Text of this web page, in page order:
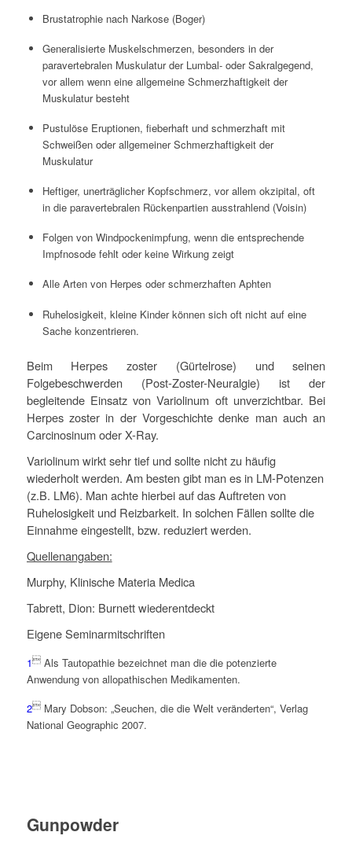
Brustatrophie nach Narkose (Boger)
Generalisierte Muskelschmerzen, besonders in der
paravertebralen Muskulatur der Lumbal- oder Sakralgegend,
vor allem wenn eine allgemeine Schmerzhaftigkeit der
Muskulatur besteht
Pustulöse Eruptionen, fieberhaft und schmerzhaft mit
Schweißen oder allgemeiner Schmerzhaftigkeit der
Muskulatur
Heftiger, unerträglicher Kopfschmerz, vor allem okzipital, oft
in die paravertebralen Rückenpartien ausstrahlend (Voisin)
Folgen von Windpockenimpfung, wenn die entsprechende
Impfnosode fehlt oder keine Wirkung zeigt
Alle Arten von Herpes oder schmerzhaften Aphten
Ruhelosigkeit, kleine Kinder können sich oft nicht auf eine
Sache konzentrieren.
Beim Herpes zoster (Gürtelrose) und seinen
Folgebeschwerden (Post-Zoster-Neuralgie) ist der
begleitende Einsatz von Variolinum oft unverzichtbar. Bei
Herpes zoster in der Vorgeschichte denke man auch an
Carcinosinum oder X-Ray.
Variolinum wirkt sehr tief und sollte nicht zu häufig
wiederholt werden. Am besten gibt man es in LM-Potenzen
(z.B. LM6). Man achte hierbei auf das Auftreten von
Ruhelosigkeit und Reizbarkeit. In solchen Fällen sollte die
Einnahme eingestellt, bzw. reduziert werden.
Quellenangaben:
Murphy, Klinische Materia Medica
Tabrett, Dion: Burnett wiederentdeckt
Eigene Seminarmitschriften
1Als Tautopathie bezeichnet man die die potenzierte
Anwendung von allopathischen Medikamenten.
2Mary Dobson: „Seuchen, die die Welt veränderten“, Verlag
National Geographic 2007.
Gunpowder